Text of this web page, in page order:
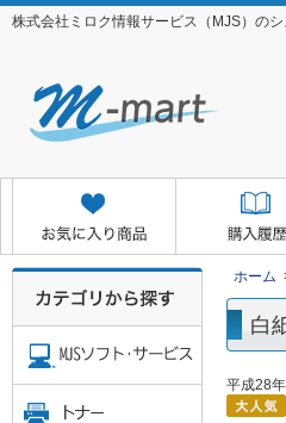
株式会社ミロク情報サービス（MJS）の
お
ホーム
白
平成28